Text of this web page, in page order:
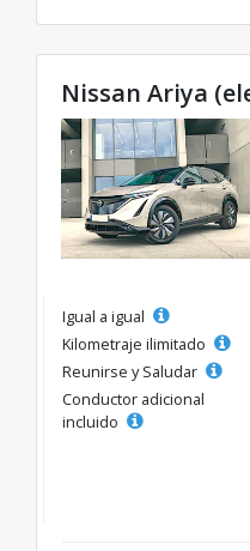
Nissan Ariya
Igual a igual
Kilometraje ilimitado
Reunirse y Saludar
Conductor adicional
incluido